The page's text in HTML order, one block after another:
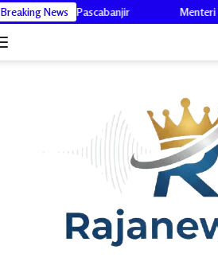
Breaking NewsMenteri ESDM Lantik Mawardi Nur